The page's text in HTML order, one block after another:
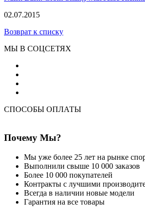
02.07.2015
Возврат к списку
МЫ В СОЦСЕТЯХ
СПОСОБЫ ОПЛАТЫ
Почему Мы?
Мы уже более 25 лет на рынке
Выполнили свыше 10 000 заказов
Более 10 000 покупателей
Контракты с лучшими
Всегда в наличии новые модели
Гарантия на все товары